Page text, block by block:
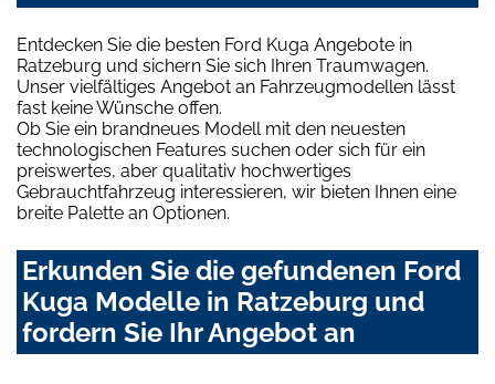
Entdecken Sie die besten Ford Kuga Angebote in
Ratzeburg und sichern Sie sich Ihren Traumwagen.
Unser vielfältiges Angebot an Fahrzeugmodellen lässt
fast keine Wünsche offen.
Ob Sie ein brandneues Modell mit den neuesten
technologischen Features suchen oder sich für ein
preiswertes, aber qualitativ hochwertiges
Gebrauchtfahrzeug interessieren, wir bieten Ihnen eine
breite Palette an Optionen.
Erkunden Sie die gefundenen Ford
Kuga Modelle in Ratzeburg und
fordern Sie Ihr Angebot an